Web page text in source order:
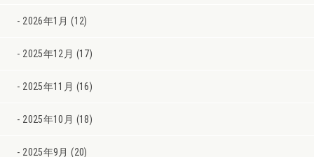
2026年1月 (12)
2025年12月 (17)
2025年11月 (16)
2025年10月 (18)
2025年9月 (20)